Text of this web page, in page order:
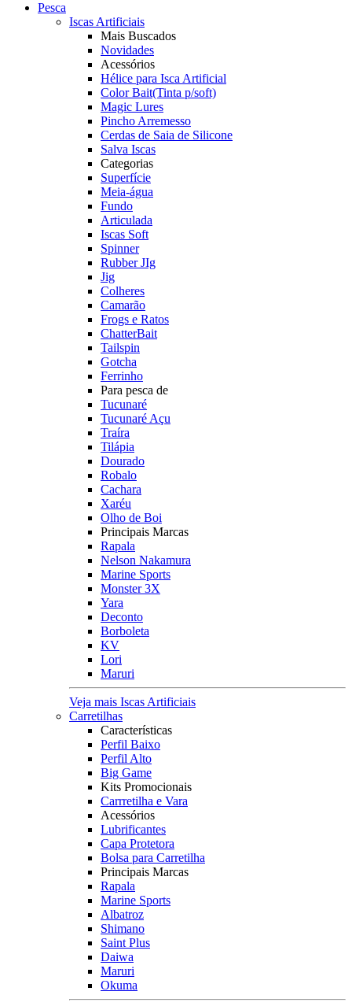
Pesca
Iscas Artificiais
Mais Buscados
Novidades
Acessórios
Hélice para Isca Artificial
Color Bait(Tinta p/soft)
Magic Lures
Pincho Arremesso
Cerdas de Saia de Silicone
Salva Iscas
Categorias
Superfície
Meia-água
Fundo
Articulada
Iscas Soft
Spinner
Rubber JIg
Jig
Colheres
Camarão
Frogs e Ratos
ChatterBait
Tailspin
Gotcha
Ferrinho
Para pesca de
Tucunaré
Tucunaré Açu
Traíra
Tilápia
Dourado
Robalo
Cachara
Xaréu
Olho de Boi
Principais Marcas
Rapala
Nelson Nakamura
Marine Sports
Monster 3X
Yara
Deconto
Borboleta
KV
Lori
Maruri
Veja mais Iscas Artificiais
Carretilhas
Características
Perfil Baixo
Perfil Alto
Big Game
Kits Promocionais
Carrretilha e Vara
Acessórios
Lubrificantes
Capa Protetora
Bolsa para Carretilha
Principais Marcas
Rapala
Marine Sports
Albatroz
Shimano
Saint Plus
Daiwa
Maruri
Okuma